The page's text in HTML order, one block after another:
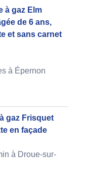
à gaz Elm
de 6 ans,
et sans carnet
à Épernon
gaz Frisquet
en façade
à Droue-sur-